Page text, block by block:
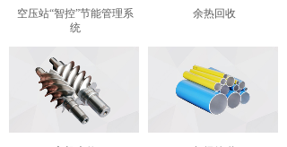
空压站“智控”节能管理系
统
余热回收